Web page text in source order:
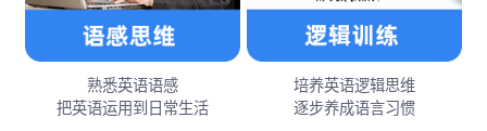
熟悉英语语感
把英语运用到日常生活
培养英语逻辑思维
逐步养成语言习惯